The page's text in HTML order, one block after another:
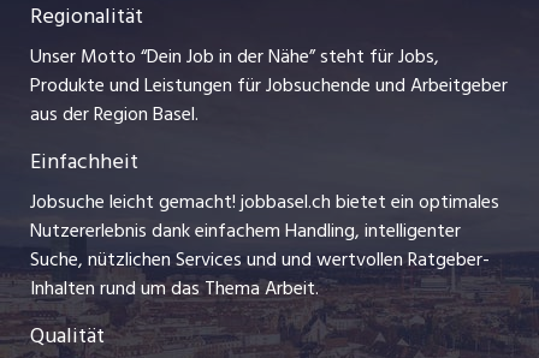
Lehrstellen
Ferienjobs
Management / Kader-Jobs
Arbeitgeber
Jobline
Impressum
Stellenmeldepflicht
Bewerber-Cockpit
myjob.ch
jobzüri.ch
ajourjob.ch
bzbasel.ch
CH Media
Regionalität
Unser Motto “Dein Job in der Nähe” steht für Jobs,
Produkte und Leistungen für Jobsuchende und Arbeitgeber
aus der Region Basel.
Einfachheit
Jobsuche leicht gemacht! jobbasel.ch bietet ein optimales
Nutzererlebnis dank einfachem Handling, intelligenter
Suche, nützlichen Services und und wertvollen Ratgeber-
Inhalten rund um das Thema Arbeit.
Qualität